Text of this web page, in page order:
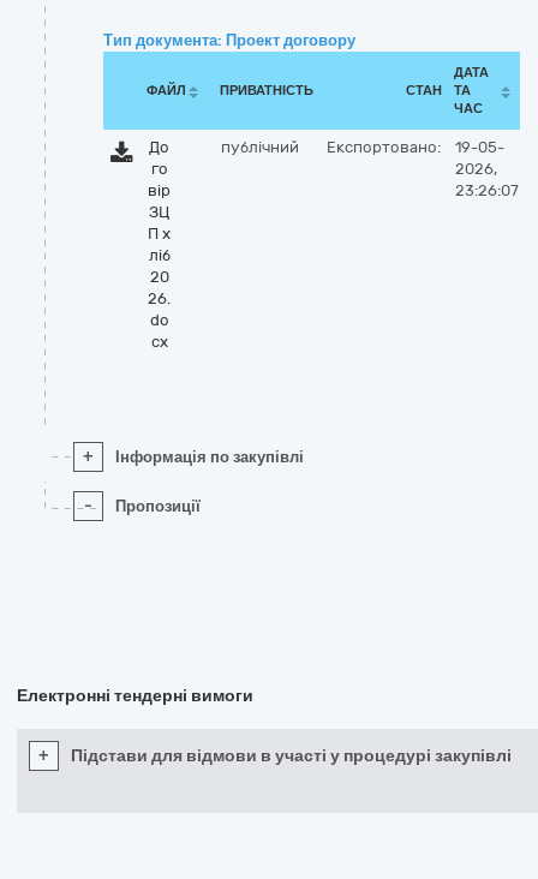
Тип документа: Проект договору
ФАЙЛ ПРИВАТНІСТЬ СТАН
ДАТА
ТА
ЧАС
До
го
вір
ЗЦ
П х
ліб
20
26.
do
cx
публічний Експортовано:
19-05-
2026,
23:26:07
+ Інформація по закупівлі
- Пропозиції
Електронні тендерні вимоги
+ Підстави для відмови в участі у процедурі закупівлі